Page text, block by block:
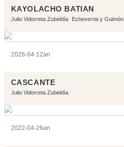
KAYOLACHO BATIAN
Julio Vidorreta Zubeldía Echeverria y Guimón
2026-04-12an
CASCANTE
Julio Vidorreta Zubeldía
2022-04-26an